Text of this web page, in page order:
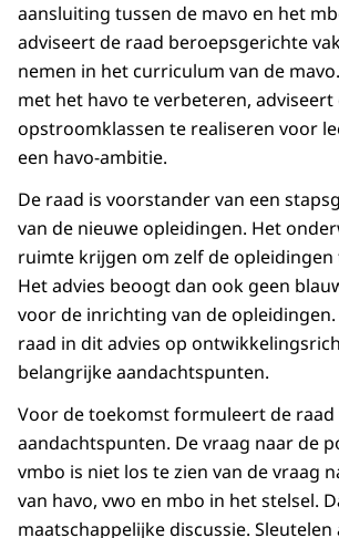
aansluiting tussen de mavo en het
adviseert de raad beroepsgerichte
nemen in het curriculum van de
met het havo te verbeteren, adviseert
opstroomklassen te realiseren voor
een havo-ambitie.
De raad is voorstander van een
van de nieuwe opleidingen. Het
ruimte krijgen om zelf de
Het advies beoogt dan ook geen
voor de inrichting van de
raad in dit advies op
belangrijke aandachtspunten.
Voor de toekomst formuleert de raad
aandachtspunten. De vraag naar de
vmbo is niet los te zien van de vraag
van havo, vwo en mbo in het stelsel.
maatschappelijke discussie.